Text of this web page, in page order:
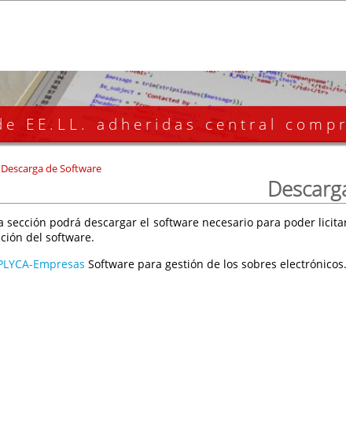
EE.LL. adheridas central
de Software
sección podrá descargar el software necesario para poder
del software.
Empresas Software para gestión de los sobres electrónicos.